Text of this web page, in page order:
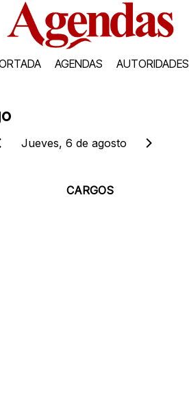
AGENDAS AUTORIDADES
CARGOS
Jueves, 6 de agosto